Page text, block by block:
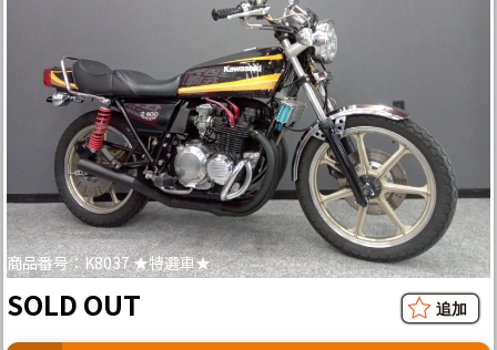
商品番号：K8037 ★特選車★
SOLD OUT